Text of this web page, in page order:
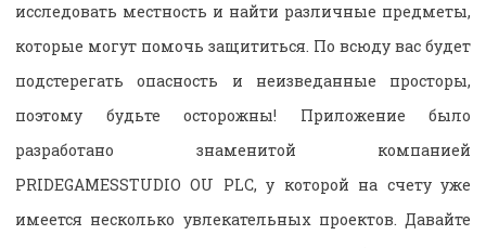
исследовать местность и найти различные предметы,
которые могут помочь защититься. По всюду вас будет
подстерегать опасность и неизведанные просторы,
поэтому будьте осторожны! Приложение было
разработано знаменитой компанией
PRIDEGAMESSTUDIO OU PLC, у которой на счету уже
имеется несколько увлекательных проектов. Давайте